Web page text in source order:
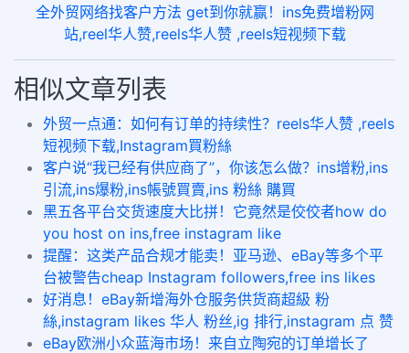
全外贸网络找客户方法 get到你就赢！ins免费增粉网
站,reel华人赞,reels华人赞 ,reels短视频下载
相似文章列表
外贸一点通：如何有订单的持续性？reels华人赞 ,reels
短视频下载,Instagram買粉絲
客户说“我已经有供应商了”，你该怎么做？ins增粉,ins
引流,ins爆粉,ins帳號買賣,ins 粉絲 購買
黑五各平台交货速度大比拼！它竟然是佼佼者how do
you host on ins,free instagram like
提醒：这类产品合规才能卖！亚马逊、eBay等多个平
台被警告cheap Instagram followers,free ins likes
好消息！eBay新增海外仓服务供货商超級 粉
絲,instagram likes 华人 粉丝,ig 排行,instagram 点 赞
eBay欧洲小众蓝海市场！来自立陶宛的订单增长了